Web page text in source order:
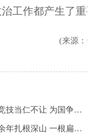
工作都产生了重要
(来源：中
《榜样7》| 武大靖：冰上竞技当仁不让 为国争光初心不改
《榜样7》| 张玉滚：二十余年扎根深山 一根扁担挑起梦想